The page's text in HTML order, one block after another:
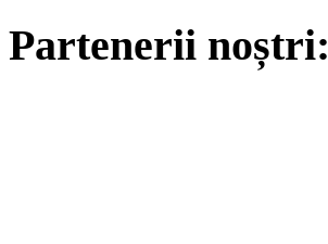
Partenerii noștri: